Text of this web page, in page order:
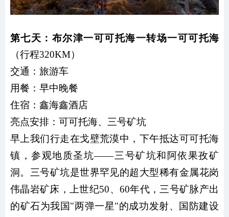
第七天：布尔津一可可托海一转场一可可托海
（行程320KM）
交通： 旅游车
用餐： 早中晚餐
住宿：鑫海鑫酒店
亮点安排：可可托海、三号矿坑
早上我们行走在戈壁荒漠中，下午抵达可可托海
镇，参观地质圣坑——三号矿坑和阿依果孜矿
洞。三号矿坑是世界罕见的超大型稀有金属花岗
伟晶岩矿床，上世纪50、60年代，三号矿脉产出
的矿石为我国"两弹一星"的成功发射、国防建设